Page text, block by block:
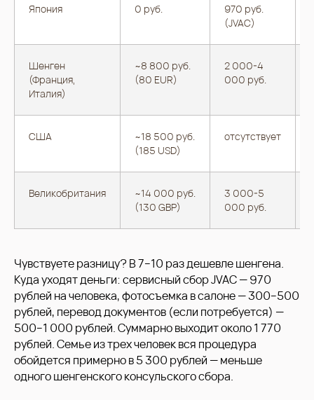
Япония 0 руб.
970 руб.
(JVAC)
Шенген
(Франция,
Италия)
~8 800 руб.
(80 EUR)
2 000-4
000 руб.
США
~18 500 руб.
(185 USD)
отсутствует
Великобритания
~14 000 руб.
(130 GBP)
3 000-5
000 руб.
Чувствуете разницу? В 7−10 раз дешевле шенгена.
Куда уходят деньги: сервисный сбор JVAC — 970
рублей на человека, фотосъемка в салоне — 300−500
рублей, перевод документов (если потребуется) —
500−1 000 рублей. Суммарно выходит около 1 770
рублей. Семье из трех человек вся процедура
обойдется примерно в 5 300 рублей — меньше
одного шенгенского консульского сбора.